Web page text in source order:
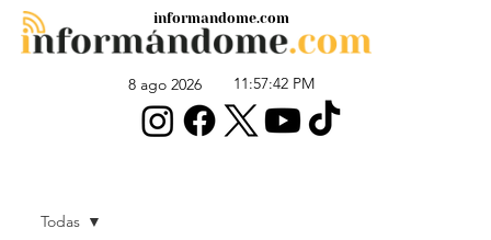
8 ago 2026 11:57:42 PM
informandome.com
Todas